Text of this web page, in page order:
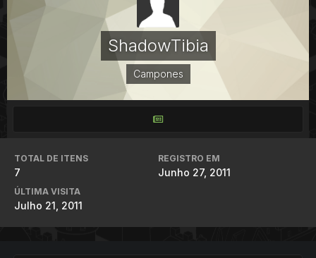
ShadowTibia
Campones
TOTAL DE ITENS
7
REGISTRO EM
Junho 27, 2011
ÚLTIMA VISITA
Julho 21, 2011